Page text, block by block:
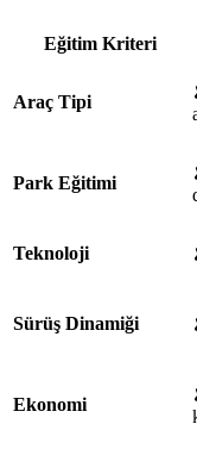
Eğitim Kriteri
Araç Tipi
Park Eğitimi
Teknoloji
Sürüş Dinamiği
Ekonomi